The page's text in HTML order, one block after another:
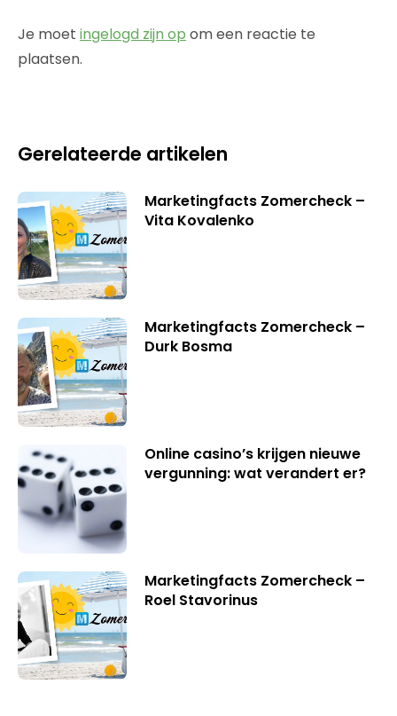
Je moet ingelogd zijn op om een reactie te
plaatsen.
Gerelateerde artikelen
Marketingfacts Zomercheck –
Vita Kovalenko
Marketingfacts Zomercheck –
Durk Bosma
Online casino’s krijgen nieuwe
vergunning: wat verandert er?
Marketingfacts Zomercheck –
Roel Stavorinus